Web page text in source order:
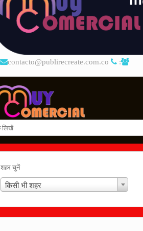
contacto@publirecreate.com.co :
शहर चुनें
किसी भी शहर